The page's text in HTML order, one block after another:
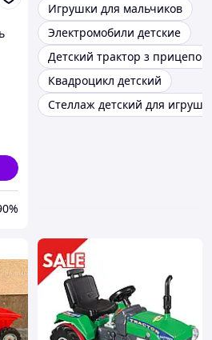
Игрушки для мальчиков
Электромобили детские
Детский трактор з прицепом
Квадроцикл детский
Стеллаж детский для